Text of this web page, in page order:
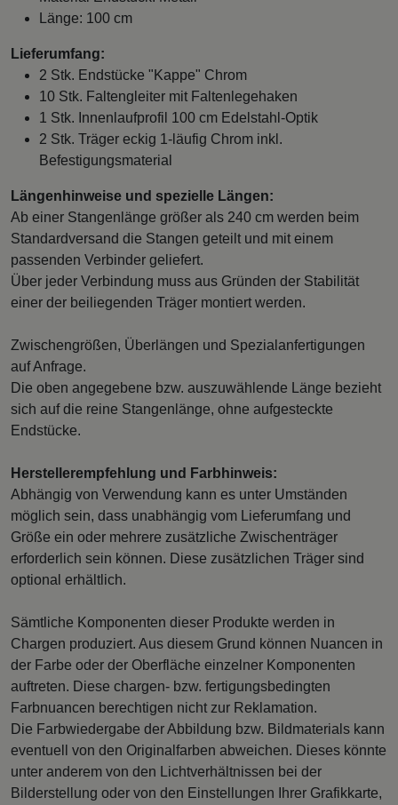
Länge: 100 cm
Lieferumfang:
2 Stk. Endstücke "Kappe" Chrom
10 Stk. Faltengleiter mit Faltenlegehaken
1 Stk. Innenlaufprofil 100 cm Edelstahl-Optik
2 Stk. Träger eckig 1-läufig Chrom inkl.
Befestigungsmaterial
Längenhinweise und spezielle Längen:
Ab einer Stangenlänge größer als 240 cm werden beim
Standardversand die Stangen geteilt und mit einem
passenden Verbinder geliefert.
Über jeder Verbindung muss aus Gründen der Stabilität
einer der beiliegenden Träger montiert werden.
Zwischengrößen, Überlängen und Spezialanfertigungen
auf Anfrage.
Die oben angegebene bzw. auszuwählende Länge bezieht
sich auf die reine Stangenlänge, ohne aufgesteckte
Endstücke.
Herstellerempfehlung und Farbhinweis:
Abhängig von Verwendung kann es unter Umständen
möglich sein, dass unabhängig vom Lieferumfang und
Größe ein oder mehrere zusätzliche Zwischenträger
erforderlich sein können. Diese zusätzlichen Träger sind
optional erhältlich.
Sämtliche Komponenten dieser Produkte werden in
Chargen produziert. Aus diesem Grund können Nuancen in
der Farbe oder der Oberfläche einzelner Komponenten
auftreten. Diese chargen- bzw. fertigungsbedingten
Farbnuancen berechtigen nicht zur Reklamation.
Die Farbwiedergabe der Abbildung bzw. Bildmaterials kann
eventuell von den Originalfarben abweichen. Dieses könnte
unter anderem von den Lichtverhältnissen bei der
Bilderstellung oder von den Einstellungen Ihrer Grafikkarte,